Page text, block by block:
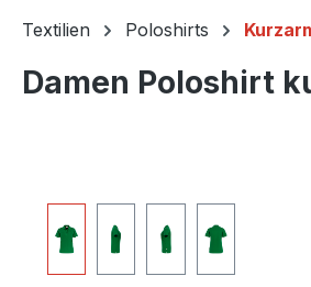
Textilien Poloshirts
Damen Poloshirt